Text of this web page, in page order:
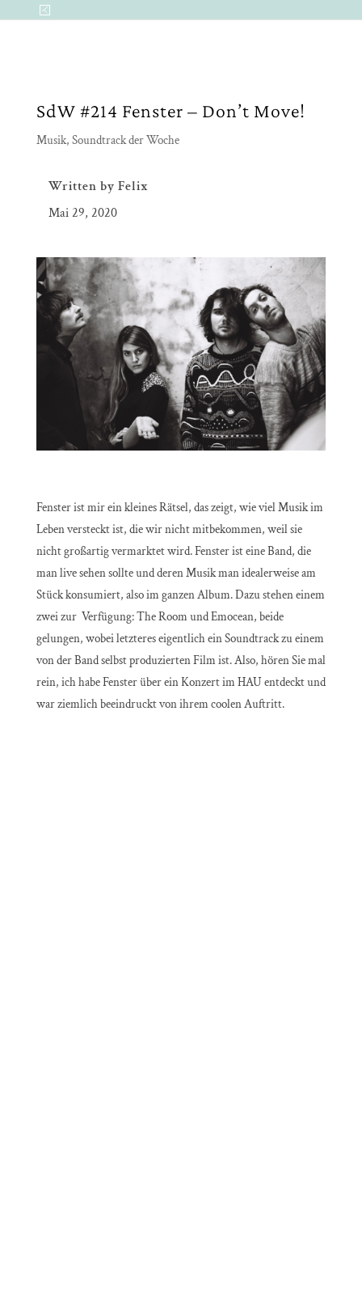
SdW #214 Fenster – Don’t Move!
Musik, Soundtrack der Woche
Written by Felix
Mai 29, 2020
Fenster ist mir ein kleines Rätsel, das zeigt, wie viel Musik im
Leben versteckt ist, die wir nicht mitbekommen, weil sie
nicht großartig vermarktet wird. Fenster ist eine Band, die
man live sehen sollte und deren Musik man idealerweise am
Stück konsumiert, also im ganzen Album. Dazu stehen einem
zwei zur Verfügung: The Room und Emocean, beide
gelungen, wobei letzteres eigentlich ein Soundtrack zu einem
von der Band selbst produzierten Film ist. Also, hören Sie mal
rein, ich habe Fenster über ein Konzert im HAU entdeckt und
war ziemlich beeindruckt von ihrem coolen Auftritt.